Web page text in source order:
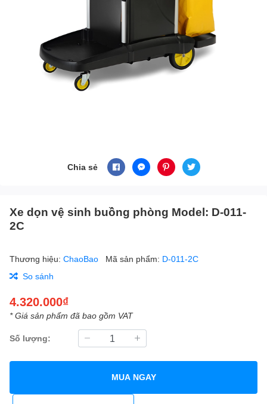
Chia sẻ
Xe dọn vệ sinh buồng phòng Model: D-011-
2C
Thương hiệu: ChaoBao Mã sản phẩm: D-011-2C
So sánh
4.320.000₫
* Giá sản phẩm đã bao gồm VAT
Số lượng:
MUA NGAY